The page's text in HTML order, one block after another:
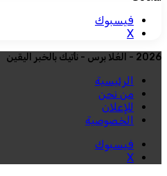
فيسبوك
‫X
2026 - العُلا برس - نأتيك بالخبر اليقين
الرئيسية
من نحن
للإعلان
الخصوصية
فيسبوك
‫X